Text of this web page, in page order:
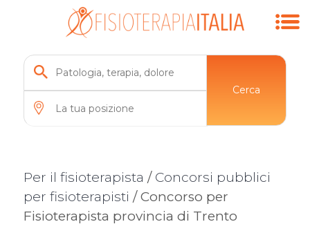
Cerca
Per il fisioterapista / Concorsi pubblici
per fisioterapisti / Concorso per
Fisioterapista provincia di Trento